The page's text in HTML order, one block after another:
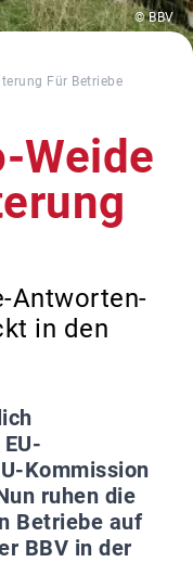
© BBV
Für Betriebe
Weide
Antworten-
in den
Kommission
ruhen die
Betriebe auf
BBV in der